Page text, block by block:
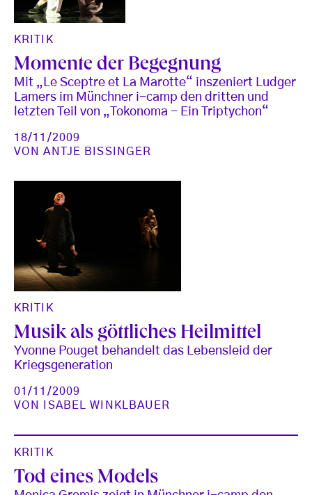
KRITIK
Momente der Begegnung
Mit „Le Sceptre et La Marotte“ inszeniert Ludger
Lamers im Münchner i-camp den dritten und
letzten Teil von „Tokonoma - Ein Triptychon“
18/11/2009
VONANTJE BISSINGER
KRITIK
Musik als göttliches Heilmittel
Yvonne Pouget behandelt das Lebensleid der
Kriegsgeneration
01/11/2009
VON
ISABEL WINKLBAUER
KRITIK
Tod eines Models